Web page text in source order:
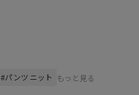
#パンツ ニット もっと見る